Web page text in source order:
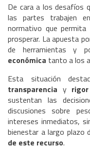
De cara a los desafíos
las partes trabajen
normativo que
prosperar. La apuesta
de herramientas y
económica tanto a los
Esta situación
transparencia y
sustentan las
discusiones sobre
intereses inmediatos,
bienestar a largo plazo
de este recurso.